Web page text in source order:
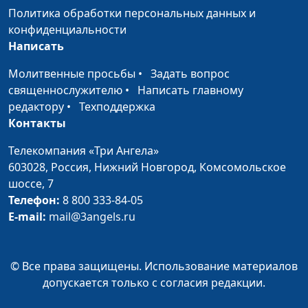
ответственность
Подлинная
свое дело до конца
Подлинная
человечность: в чем
Максим Каминский,
Божий план спасения
Павел Меженин,
#344
Как Бог нас спасает?
человечества: что
задумал Бог?
священнослужитель
Политика обработки персональных данных и
конфиденциальности
Написать
Молитвенные просьбы • Задать вопрос
священнослужителю • Написать главному
редактору • Техподдержка
Контакты
Телекомпания «Три Ангела»
603028, Россия, Нижний Новгород, Комсомольское
шоссе, 7
Телефон: 8 800 333-84-05
E-mail: mail@3angels.ru
© Все права защищены. Использование материалов
допускается только с согласия редакции.